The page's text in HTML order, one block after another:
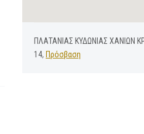
ΠΛΑΤΑΝΙΑΣ ΚΥΔΩΝΙΑΣ ΧΑΝΙΩΝ
14, Πρόσβαση